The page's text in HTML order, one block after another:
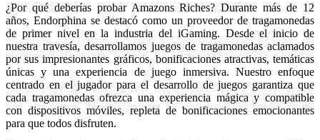
¿Por qué deberías probar Amazons Riches? Durante más de 12
años, Endorphina se destacó como un proveedor de tragamonedas
de primer nivel en la industria del iGaming. Desde el inicio de
nuestra travesía, desarrollamos juegos de tragamonedas aclamados
por sus impresionantes gráficos, bonificaciones atractivas, temáticas
únicas y una experiencia de juego inmersiva. Nuestro enfoque
centrado en el jugador para el desarrollo de juegos garantiza que
cada tragamonedas ofrezca una experiencia mágica y compatible
con dispositivos móviles, repleta de bonificaciones emocionantes
para que todos disfruten.